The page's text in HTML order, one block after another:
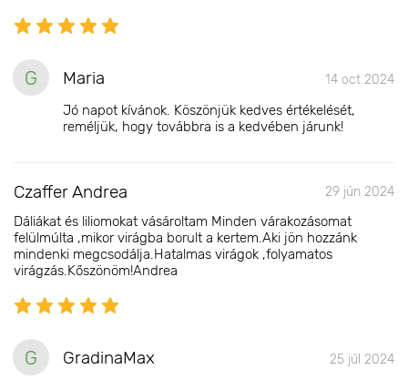
G Maria 14 oct 2024
Jó napot kívánok. Köszönjük kedves értékelését,
reméljük, hogy továbbra is a kedvében járunk!
Czaffer Andrea 29 jún 2024
Dáliákat és liliomokat vásároltam Minden várakozásomat
felülmúlta ,mikor virágba borult a kertem.Aki jön hozzánk
mindenki megcsodálja.Hatalmas virágok ,folyamatos
virágzás.Kőszönöm!Andrea
G GradinaMax 25 júl 2024